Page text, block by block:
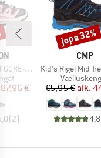
TEX
hinta
87,96 €
(2)
MERKKI
CMP
Tuote
Kid's Rigel Mid Trekking Shoes
Tuoteryhmä
65,95 € alk.
4,8
Alennus
jopa 32%